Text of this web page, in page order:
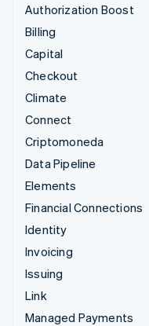
Authorization Boost
Billing
Capital
Checkout
Climate
Connect
Criptomoneda
Data Pipeline
Elements
Financial Connections
Identity
Invoicing
Issuing
Link
Managed Payments